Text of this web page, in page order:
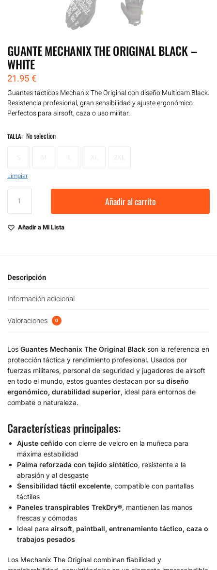
GUANTE MECHANIX THE ORIGINAL BLACK –
WHITE
21.95€
Guantes tácticos Mechanix The Original con diseño Multicam Black.
Resistencia profesional, gran sensibilidad y ajuste ergonómico.
Perfectos para airsoft, caza o uso militar.
TALLA: No selection
Limpiar
Añadir al carrito
Añadir a Mi Lista
Descripción
Información adicional
Valoraciones 0
Los Guantes Mechanix The Original Black son la referencia en
protección táctica y rendimiento profesional. Usados por
fuerzas militares, personal de seguridad y jugadores de airsoft
en todo el mundo, estos guantes destacan por su diseño
ergonómico, durabilidad superior, ideal para entornos de
combate o naturaleza.
Características principales:
Ajuste ceñido con cierre de velcro en la muñeca para
máxima estabilidad
Palma reforzada con tejido sintético, resistente a la
abrasión y al desgaste
Sensibilidad táctil excelente, compatible con pantallas
táctiles
Paneles transpirables TrekDry®, mantienen las manos
frescas y cómodas
Ideal para airsoft, paintball, entrenamiento táctico, caza o
trabajos pesados
Los Mechanix The Original combinan fiabilidad y